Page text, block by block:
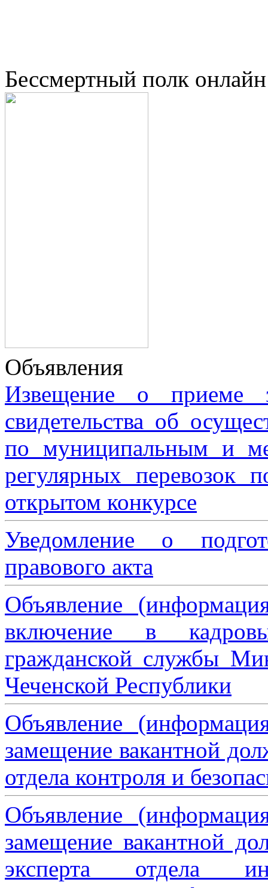
Бессмертный полк онлайн
Объявления
Извещение о приеме
свидетельства об
по муниципальным и
регулярных перевозок
открытом конкурсе
Уведомление о
правового акта
Объявление
включение в
гражданской службы
Чеченской Республики
Объявление
замещение вакантной
отдела контроля и
Объявление
замещение вакантной
эксперта отдела